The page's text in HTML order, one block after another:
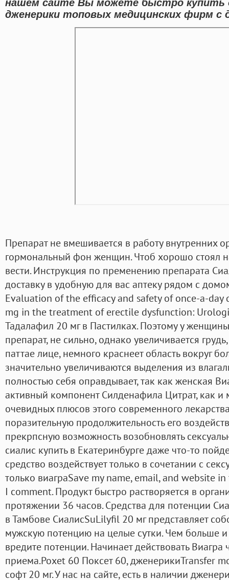
нашем сайте Вы можете быстро купить
дженерики топовых медицинских фирм с
Препарат не вмешивается в работу внутренних
гормональный фон женщин. Чтоб хорошо стоял
вести. Инструкция по пременению препарата
доставку в удобную для вас аптеку рядом с
Evaluation of the efficacy and safety of once-a-
mg in the treatment of erectile dysfunction:
Тадалафил 20 мг в Пастилках. Поэтому у
препарат, не сильно, однако увеличивается
паттае лице, немного краснеет область вокруг
значительно увеличиваются выделения из
полностью себя оправдывает, так как женская
активный компонент Силденафила Цитрат, как и
очевидных плюсов этого современного
поразительную продолжительность его
прекрпсную возможность возобновлять
сиалис купить в Екатеринбурге даже что-то
средство воздействует только в сочетании с
только виаграSave my name, email, and website
I comment. Продукт быстро растворяется в
протяжении 36 часов. Средства для потенции
в Тамбове СиалисSuLilyfil 20 мг представляет
мужскую потенцию на целые сутки. Чем больше
вредите потенции. Начинает действовать Виагра
приема.Poxet 60 Поксет 60, дженерикиTransfer
софт 20 мг. У нас на сайте, есть в наличии